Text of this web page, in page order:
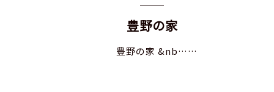
豊野の家
豊野の家 &nb……